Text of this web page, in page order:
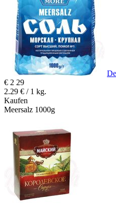
€ 2 29
2.29 € / 1 kg.
Kaufen
Meersalz 1000g